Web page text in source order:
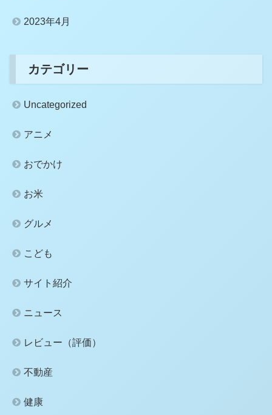
2023年4月
カテゴリー
Uncategorized
アニメ
おでかけ
お米
グルメ
こども
サイト紹介
ニュース
レビュー（評価）
不動産
健康